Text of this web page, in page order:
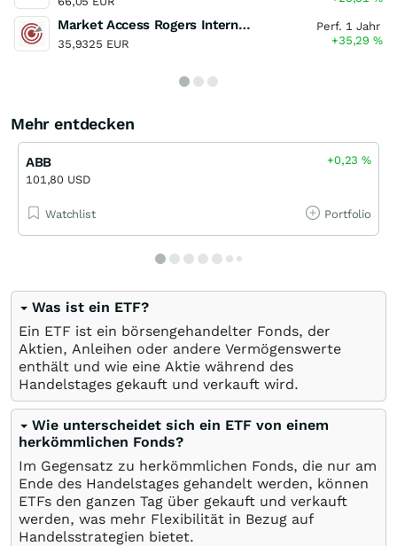
Market Access Rogers International Commodity Index UCITS ETF
35,9325 EUR
Perf. 1 Jahr
+35,29%
Mehr entdecken
ABB
101,80 USD
+0,23%
Watchlist Portfolio
Was ist ein ETF?
Ein ETF ist ein börsengehandelter Fonds, der
Aktien, Anleihen oder andere Vermögenswerte
enthält und wie eine Aktie während des
Handelstages gekauft und verkauft wird.
Wie unterscheidet sich ein ETF von einem
herkömmlichen Fonds?
Im Gegensatz zu herkömmlichen Fonds, die nur am
Ende des Handelstages gehandelt werden, können
ETFs den ganzen Tag über gekauft und verkauft
werden, was mehr Flexibilität in Bezug auf
Handelsstrategien bietet.